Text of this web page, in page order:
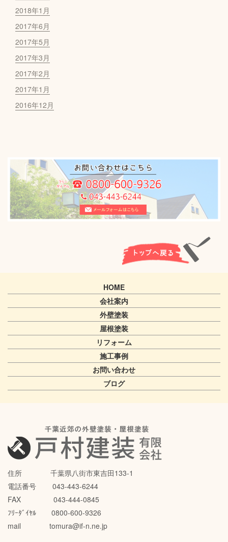
2018年1月
2017年6月
2017年5月
2017年3月
2017年2月
2017年1月
2016年12月
HOME
会社案内
外壁塗装
屋根塗装
リフォーム
施工事例
お問い合わせ
ブログ
住所 千葉県八街市東吉田133-1
電話番号 043-443-6244
FAX 043-444-0845
ﾌﾘｰﾀﾞｲﾔﾙ 0800-600-9326
mail tomura@if-n.ne.jp